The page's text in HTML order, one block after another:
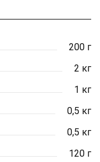
200 г
2 кг
1 кг
0,5 кг
0,5 кг
120 г